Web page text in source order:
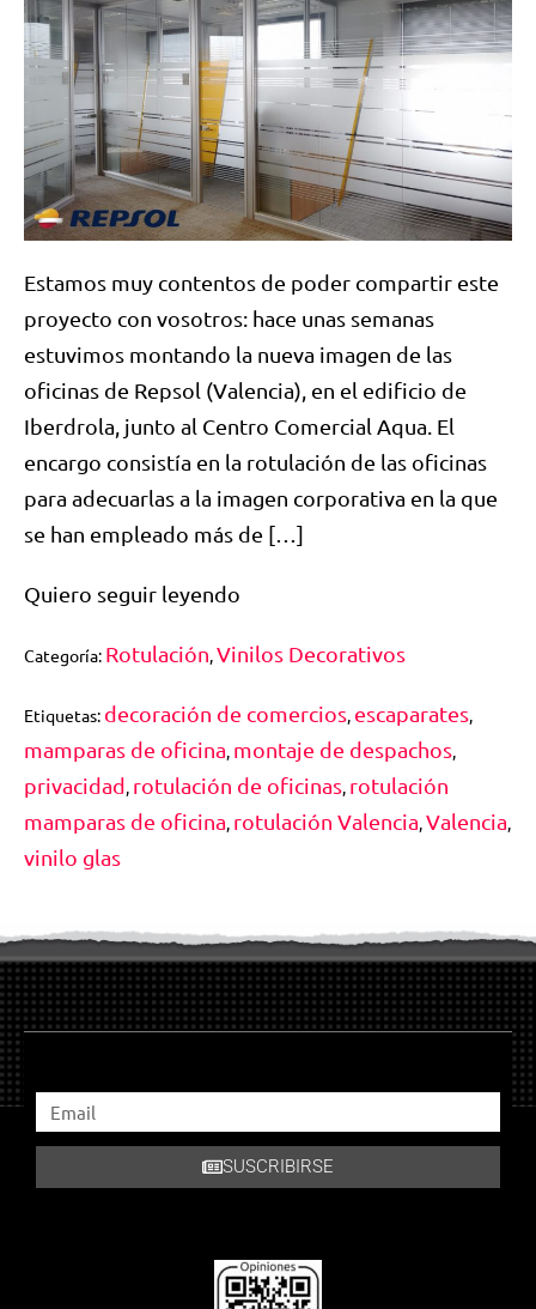
Estamos muy contentos de poder compartir este
proyecto con vosotros: hace unas semanas
estuvimos montando la nueva imagen de las
oficinas de Repsol (Valencia), en el edificio de
Iberdrola, junto al Centro Comercial Aqua. El
encargo consistía en la rotulación de las oficinas
para adecuarlas a la imagen corporativa en la que
se han empleado más de […]
Quiero seguir leyendo
Categoría: Rotulación Vinilos Decorativos
Etiquetas: decoración de comercios escaparates
mamparas de oficina montaje de despachos
privacidad rotulación de oficinas rotulación
mamparas de oficina rotulación Valencia Valencia
vinilo glas
SUSCRIBIRSE